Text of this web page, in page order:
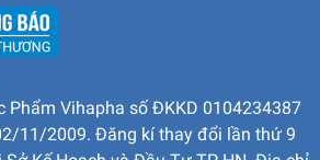
Phẩm Vihapha số ĐKKD 0104234387
11/2009. Đăng kí thay đổi lần thứ 9